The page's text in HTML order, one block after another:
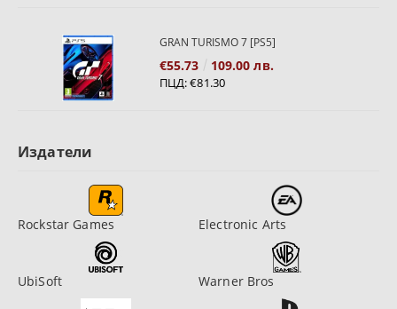
GRAN TURISMO 7 [PS5]
€55.73 109.00 лв.
ПЦД:€81.30
Издатели
Rockstar Games Electronic Arts
UbiSoft Warner Bros